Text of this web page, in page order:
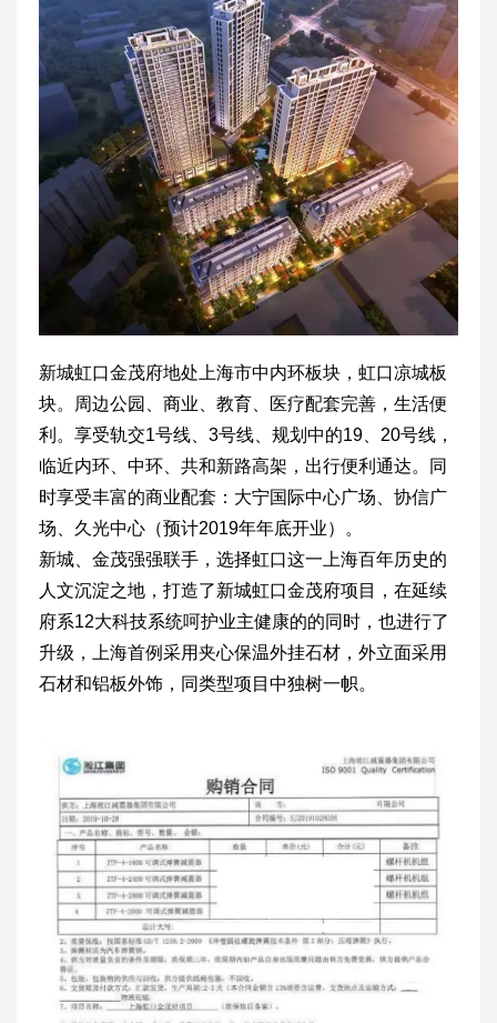
新城虹口金茂府地处上海市中内环板块，虹口凉城板
块。周边公园、商业、教育、医疗配套完善，生活便
利。享受轨交1号线、3号线、规划中的19、20号线，
临近内环、中环、共和新路高架，出行便利通达。同
时享受丰富的商业配套：大宁国际中心广场、协信广
场、久光中心（预计2019年年底开业）。
新城、金茂强强联手，选择虹口这一上海百年历史的
人文沉淀之地，打造了新城虹口金茂府项目，在延续
府系12大科技系统呵护业主健康的的同时，也进行了
升级，上海首例采用夹心保温外挂石材，外立面采用
石材和铝板外饰，同类型项目中独树一帜。